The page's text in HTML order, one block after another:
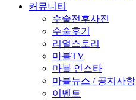
커뮤니티
수술전후사진
수술후기
리얼스토리
마블TV
마블 인스타
마블뉴스 / 공지사항
이벤트